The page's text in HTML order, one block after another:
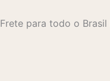
para
Frete para todo o Brasil